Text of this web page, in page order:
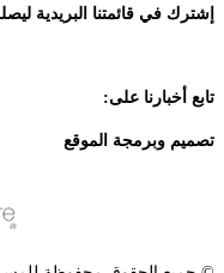
إشترك في قائمتنا البريدية
تابع أخبارنا على:
تصميم وبرمجة الموقع